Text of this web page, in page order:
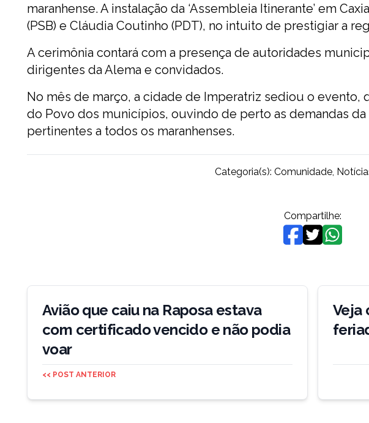
maranhense. A instalação da ‘Assembleia Itinerante’ em
(PSB) e Cláudia Coutinho (PDT), no intuito de prestigiar a
A cerimônia contará com a presença de autoridades
dirigentes da Alema e convidados.
No mês de março, a cidade de Imperatriz sediou o evento,
do Povo dos municípios, ouvindo de perto as demandas
pertinentes a todos os maranhenses.
Categoria(s): Comunidade,
Compartilhe:
Navegação
Avião que caiu na Raposa estava
com certificado vencido e não podia
voar
<< POST ANTERIOR
Veja